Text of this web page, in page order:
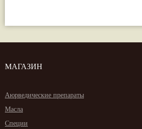
МАГАЗИН
Аюрведические препараты
Масла
Специи